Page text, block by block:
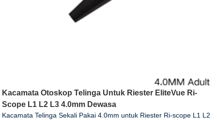
Kacamata Otoskop Telinga Untuk Riester EliteVue Ri-
Scope L1 L2 L3 4.0mm Dewasa
Kacamata Telinga Sekali Pakai 4.0mm untuk Riester Ri-scope L1 L2